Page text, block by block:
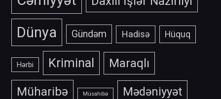
Dünya Gündəm Hadisə Hüquq
Hərbi Kriminal Maraqlı
Müharibə Müsahibə
Mədəniyyət